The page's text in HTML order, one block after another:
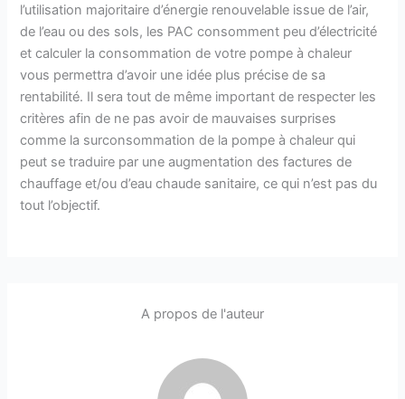
l’utilisation majoritaire d’énergie renouvelable issue de l’air,
de l’eau ou des sols, les PAC consomment peu d’électricité
et calculer la consommation de votre pompe à chaleur
vous permettra d’avoir une idée plus précise de sa
rentabilité. Il sera tout de même important de respecter les
critères afin de ne pas avoir de mauvaises surprises
comme la surconsommation de la pompe à chaleur qui
peut se traduire par une augmentation des factures de
chauffage et/ou d’eau chaude sanitaire, ce qui n’est pas du
tout l’objectif.
A propos de l'auteur